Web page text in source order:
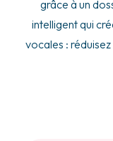
grâce à un
intelligent qui
vocales :